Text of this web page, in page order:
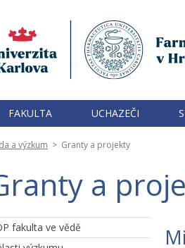
FAKULTA UCHAZEČI
a výzkum > Granty a projekty
a
fakulta ve vědě